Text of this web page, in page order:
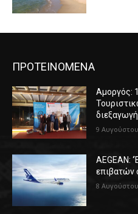
ΠΡΟΤΕΙΝΟΜΕΝΑ
Αμοργός:
9
AEGEAN:
επιβατών
8